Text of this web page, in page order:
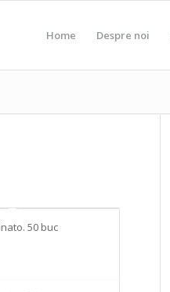
Home Despre noi
50 buc